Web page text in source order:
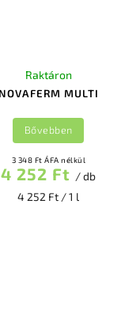
NOVAFERM MULTI
Raktáron
3 348 Ft ÁFA nélkül
4 252 Ft / db
4 252 Ft / 1 l
Bővebben